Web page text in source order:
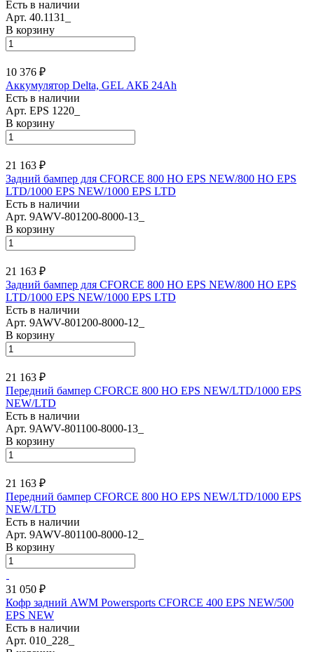
Есть в наличии
Арт. 40.1131_
В корзину
10 376 ₽
Аккумулятор Delta, GEL АКБ 24Ah
Есть в наличии
Арт. EPS 1220_
В корзину
21 163 ₽
Задний бампер для CFORCE 800 HO EPS NEW/800 HO EPS
LTD/1000 EPS NEW/1000 EPS LTD
Есть в наличии
Арт. 9AWV-801200-8000-13_
В корзину
21 163 ₽
Задний бампер для CFORCE 800 HO EPS NEW/800 HO EPS
LTD/1000 EPS NEW/1000 EPS LTD
Есть в наличии
Арт. 9AWV-801200-8000-12_
В корзину
21 163 ₽
Передний бампер CFORCE 800 HO EPS NEW/LTD/1000 EPS
NEW/LTD
Есть в наличии
Арт. 9AWV-801100-8000-13_
В корзину
21 163 ₽
Передний бампер CFORCE 800 HO EPS NEW/LTD/1000 EPS
NEW/LTD
Есть в наличии
Арт. 9AWV-801100-8000-12_
В корзину
31 050 ₽
Кофр задний AWM Powersports CFORCE 400 EPS NEW/500
EPS NEW
Есть в наличии
Арт. 010_228_